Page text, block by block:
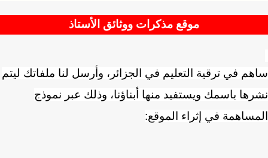
موقع مذكرات ووثائق الأستاذ
في ترقية التعليم في الجزائر، وأرسل لنا ملفاتك ليتم
باسمك ويستفيد منها أبناؤنا، وذلك عبر نموذج
في إثراء الموقع: